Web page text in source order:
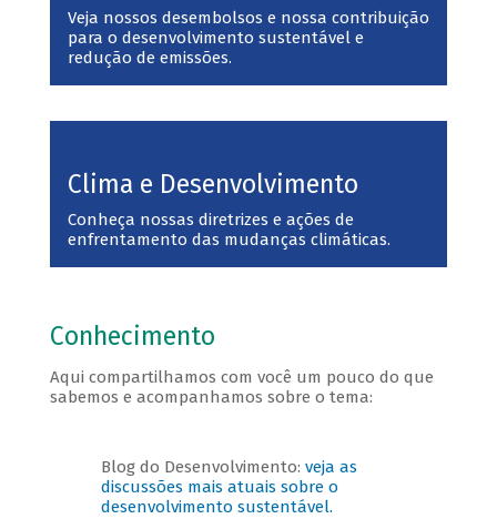
Veja nossos desembolsos e nossa contribuição
para o desenvolvimento sustentável e
redução de emissões.
Clima e Desenvolvimento
Conheça nossas diretrizes e ações de
enfrentamento das mudanças climáticas.
Conhecimento
Aqui compartilhamos com você um pouco do que
sabemos e acompanhamos sobre o tema:
Blog do Desenvolvimento: veja as
discussões mais atuais sobre o
desenvolvimento sustentável.